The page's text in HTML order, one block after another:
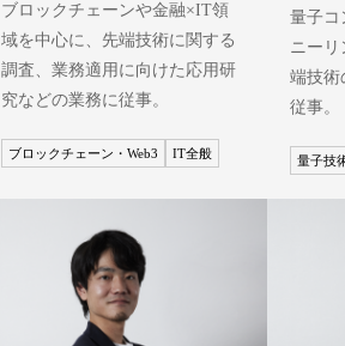
ブロックチェーンや金融×IT領
域を中心に、先端技術に関する
調査、業務適用に向けた応用研
究などの業務に従事。
ブロックチェーン・Web3 IT全般
量子コ
ニーリ
端技術
従事。
量子技